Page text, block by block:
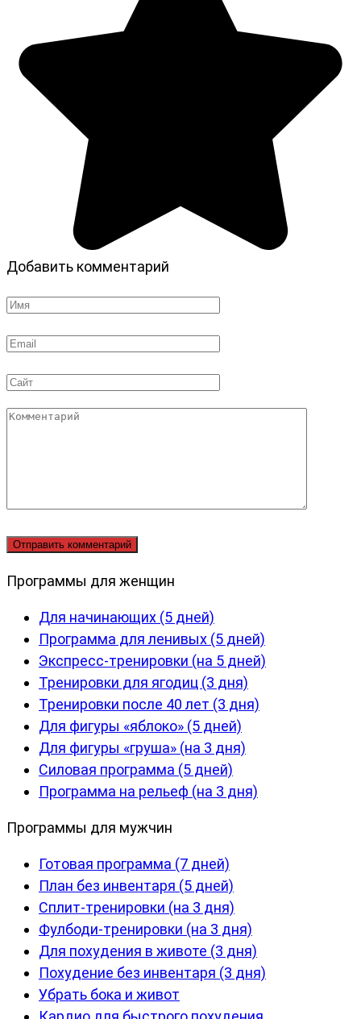
Добавить комментарий
Имя
Email
Сайт
Комментарий
Программы для женщин
Для начинающих (5 дней)
Программа для ленивых (5 дней)
Экспресс-тренировки (на 5 дней)
Тренировки для ягодиц (3 дня)
Тренировки после 40 лет (3 дня)
Для фигуры «яблоко» (5 дней)
Для фигуры «груша» (на 3 дня)
Силовая программа (5 дней)
Программа на рельеф (на 3 дня)
Программы для мужчин
Готовая программа (7 дней)
План без инвентаря (5 дней)
Сплит-тренировки (на 3 дня)
Фулбоди-тренировки (на 3 дня)
Для похудения в животе (3 дня)
Похудение без инвентаря (3 дня)
Убрать бока и живот